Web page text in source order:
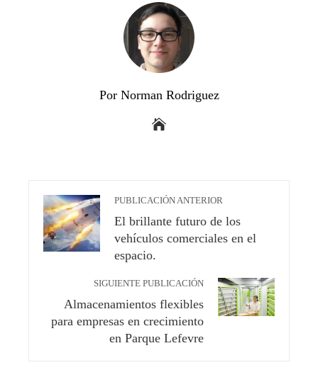
Por Norman Rodriguez
PUBLICACIÓN ANTERIOR
El brillante futuro de los
vehículos comerciales en el
espacio.
SIGUIENTE PUBLICACIÓN
Almacenamientos flexibles
para empresas en crecimiento
en Parque Lefevre